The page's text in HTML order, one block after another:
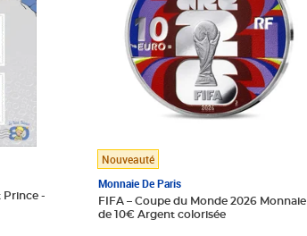
Prince -
Nouveauté
Monnaie De Paris
FIFA – Coupe du Monde 2026 Monnaie
de 10€ Argent colorisée